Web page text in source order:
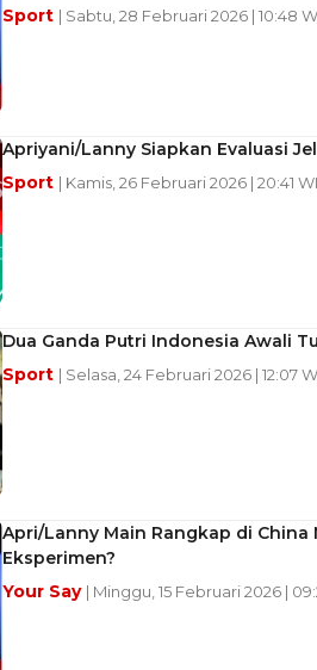
Sport | Sabtu, 28 Februari 2026 | 10:48
Apriyani/Lanny Siapkan Evaluasi
Sport | Kamis, 26 Februari 2026 | 20:41
Dua Ganda Putri Indonesia Awali
Sport | Selasa, 24 Februari 2026 | 12:07
Apri/Lanny Main Rangkap di China
Eksperimen?
Your Say | Minggu, 15 Februari 2026 |